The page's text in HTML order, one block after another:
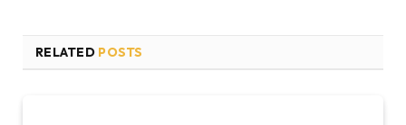
RELATED POSTS